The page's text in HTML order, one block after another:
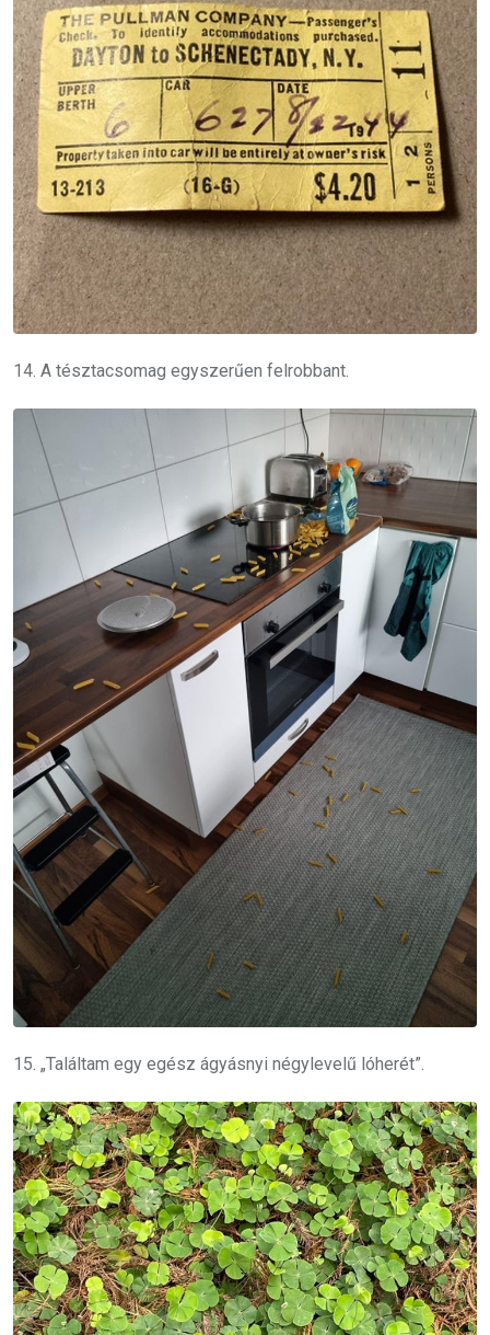
14. A tésztacsomag egyszerűen felrobbant.
15. „Találtam egy egész ágyásnyi négylevelű lóherét”.